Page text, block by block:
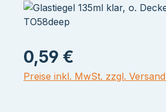
0,59 €
Preise inkl. MwSt. zzgl.